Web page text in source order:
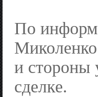
По
и стороны
сделке.